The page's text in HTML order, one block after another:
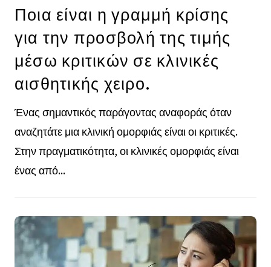
Ποια είναι η γραμμή κρίσης
για την προσβολή της τιμής
μέσω κριτικών σε κλινικές
αισθητικής χειρο.
Ένας σημαντικός παράγοντας αναφοράς όταν
αναζητάτε μια κλινική ομορφιάς είναι οι κριτικές.
Στην πραγματικότητα, οι κλινικές ομορφιάς είναι
ένας από...